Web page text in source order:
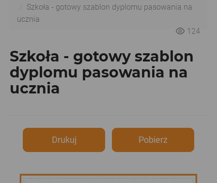
Szkoła - gotowy szablon dyplomu pasowania na
ucznia
124
Szkoła - gotowy szablon
dyplomu pasowania na
ucznia
Drukuj Pobierz